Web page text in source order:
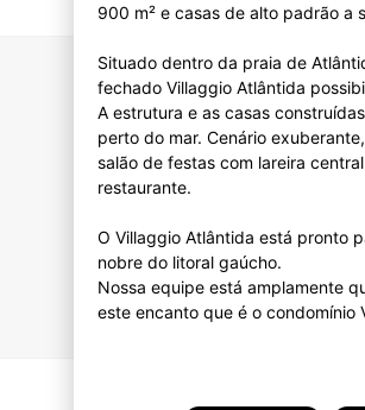
900 m² e casas de alto padrão a
Situado dentro da praia de
fechado Villaggio Atlântida
A estrutura e as casas
perto do mar. Cenário
salão de festas com lareira
restaurante.
O Villaggio Atlântida está pronto
nobre do litoral gaúcho.
Nossa equipe está amplamente